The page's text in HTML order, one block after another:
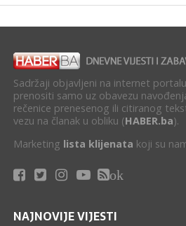
Sadržaji objavljeni na internet
prenositi samo uz obavezu
rečenice prenesenog ili citiranog
vezu na članak u obliku (HABER.ba).
Marketing lista klijenata koji su
ok
NAJNOVIJE VIJESTI